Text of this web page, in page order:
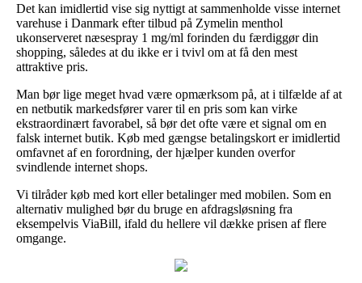
Det kan imidlertid vise sig nyttigt at sammenholde visse internet
varehuse i Danmark efter tilbud på Zymelin menthol
ukonserveret næsespray 1 mg/ml forinden du færdiggør din
shopping, således at du ikke er i tvivl om at få den mest
attraktive pris.
Man bør lige meget hvad være opmærksom på, at i tilfælde af at
en netbutik markedsfører varer til en pris som kan virke
ekstraordinært favorabel, så bør det ofte være et signal om en
falsk internet butik. Køb med gængse betalingskort er imidlertid
omfavnet af en forordning, der hjælper kunden overfor
svindlende internet shops.
Vi tilråder køb med kort eller betalinger med mobilen. Som en
alternativ mulighed bør du bruge en afdragsløsning fra
eksempelvis ViaBill, ifald du hellere vil dække prisen af flere
omgange.